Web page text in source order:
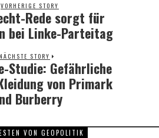
VORHERIGE STORY
Previous
post:
Rede sorgt für
bei Linke-Parteitag
NÄCHSTE STORY
Next
post:
Studie: Gefährliche
von Primark
Burberry
VON GEOPOLITIK